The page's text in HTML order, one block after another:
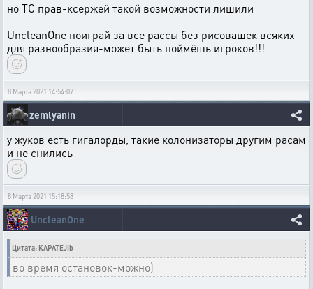
но ТС прав-ксержей такой возможности лишили
UncleanOne поиграй за все рассы без рисовашек всяких
для разнообразия-может быть поймёшь игроков!!!
8 Марта 2021 14:54:07
zemlyanin
у жуков есть гигалорды, такие колонизаторы другим расам
и не снились
8 Марта 2021 15:18:58
UncleanOne
Цитата: KAPATEJIb
во время остановок-можно)